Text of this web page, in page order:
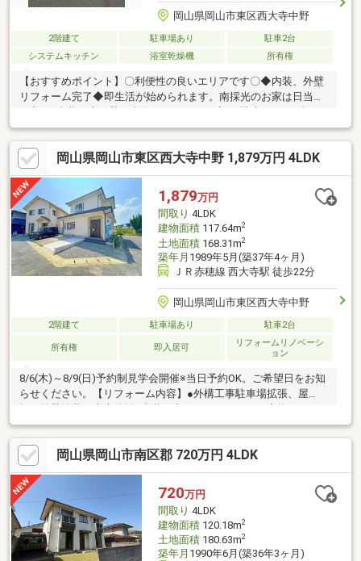
岡山県岡山市東区西大寺中野
2階建て 駐車場あり
駐車2台
システムキッチン
浴室乾燥機 所有権
【おすすめポイント】〇利便性の良いエリアです〇◆内装、外壁
リフォーム完了◆即生活が始められます。南採光のお家は日当た
能（車種による）・南向きバルコニーで日当たり良好【周辺環
境】・西大寺小学校まで徒歩約4分・天満屋ハピーズ西大寺店まで
徒歩約12分・林病院まで徒歩約6分〇お問い合わせ〇見学希望、
詳細気になる方は下記まで♪ばんな不動産 086-201-3488
岡山県岡山市東区西大寺中野 1,879万円 4LDK
1,879万円
間取り 4LDK
建物面積117.64m2
土地面積168.31m2
築年月 1989年5月(築37年4ヶ月)
ＪＲ赤穂線 西大寺駅 徒歩22分
岡山県岡山市東区西大寺中野
2階建て 駐車場あり 駐車2台
所有権 即入居可
リフォームリノベーシ
ョン
8/6(木)～8/9(日)予約制見学会開催※当日予約OK。ご希望日をお知
らせください。【リフォーム内容】●外構工事駐車場拡張、屋
ットバス交換、温水洗浄便座トイレ交換、洗面化粧台交換、玄関
扉交換、フローリング上張り、クロス張替え、クッションフロア
張替え、建具交換、クローゼット交換、シューズボックス交換、
インターホン設置、火災警報器設置、照明LED交換、クリーニン
グ【おすすめポイント】・雨漏り、構造上主要な部分の欠陥や・
腐食、給排水管の故障や漏水についてお引渡しより２年間保証・
シロアリ防除工事施工後5年
岡山県岡山市南区郡 720万円 4LDK
720万円
間取り 4LDK
建物面積120.18m2
土地面積180.63m2
築年月 1990年6月(築36年3ヶ月)